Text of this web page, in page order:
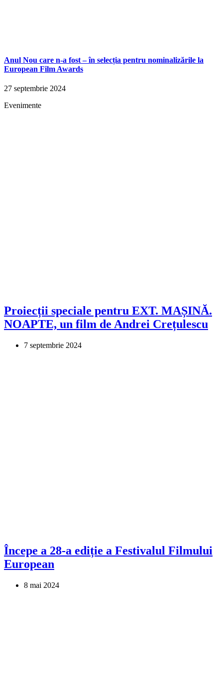
Anul Nou care n-a fost – în selecția pentru nominalizările la
European Film Awards
27 septembrie 2024
Evenimente
Proiecții speciale pentru EXT. MAȘINĂ.
NOAPTE, un film de Andrei Crețulescu
7 septembrie 2024
Începe a 28-a ediție a Festivalul Filmului
European
8 mai 2024